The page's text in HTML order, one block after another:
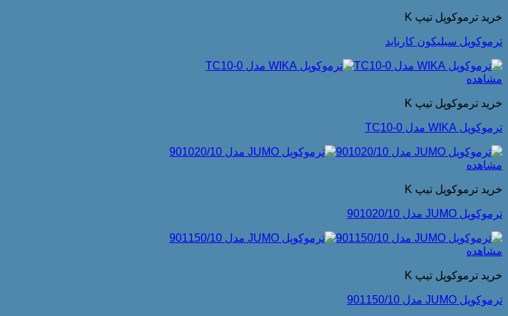
خرید ترموکوپل تیپ K
ترموکوپل سیلیکون کارباید
مشاهده
خرید ترموکوپل تیپ K
ترموکوپل WIKA مدل TC10-0
مشاهده
خرید ترموکوپل تیپ K
ترموکوپل JUMO مدل 901020/10
مشاهده
خرید ترموکوپل تیپ K
ترموکوپل JUMO مدل 901150/10